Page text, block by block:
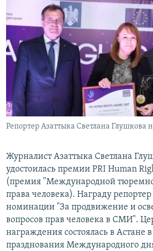
TÜRKMENÇE
Все сайты РСЕ/РС
Репортер Азаттыка Светлана Глушкова
Журналист Азаттыка Светлана
удостоилась премии PRI Human
(премия "Международной
права человека). Награду
номинации "За продвижение и
вопросов прав человека в СМИ".
награждения состоялась в Астане
празднования Международного